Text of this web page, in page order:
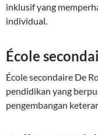
inklusif yang
individual.
École
École secondaire De
pendidikan yang
pengembangan